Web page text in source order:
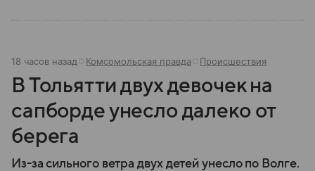
18 часов назад Комсомольская правда Происшествия
В Тольятти двух девочек на
сапборде унесло далеко от
берега
Из-за сильного ветра двух детей унесло по Волге.